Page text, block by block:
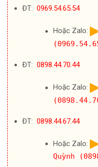
ĐT: 0969.54.65.54
Hoặc Zalo:
ĐT: 0898.44.70.44
Hoặc Zalo:
ĐT: 0898.44.67.44
Hoặc Zalo:
Quỳnh